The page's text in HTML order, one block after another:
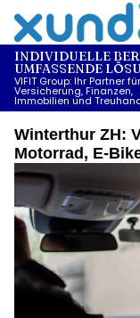
Winterthur ZH:
Motorrad, E-